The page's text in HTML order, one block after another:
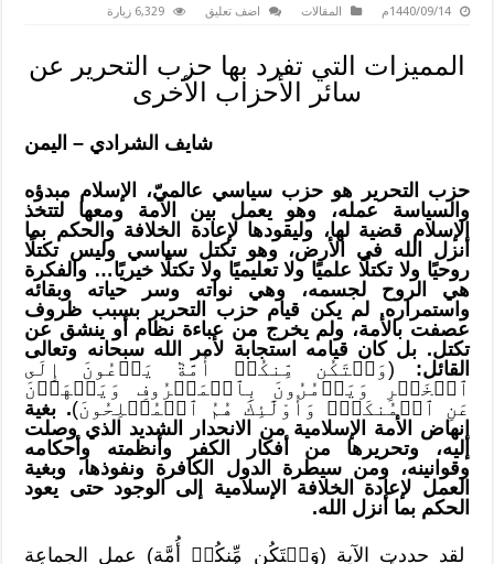
1440/09/14م المقالات اضف تعليق 6,329 زيارة
المميزات التي تفرد بها حزب التحرير عن
سائر الأحزاب الأخرى
شايف الشرادي – اليمن
حزب التحرير هو حزب سياسي عالميّ، الإسلام مبدؤه
والسياسة عمله، وهو يعمل بين الأمة ومعها لتتخذ
الإسلام قضية لها، وليقودها لإعادة الخلافة والحكم بما
أنزل الله في الأرض، وهو تكتل سياسي وليس تكتلًا
روحيًا ولا تكتلًا علميًا ولا تعليميًا ولا تكتلًا خيريًا… والفكرة
هي الروح لجسمه، وهي نواته وسر حياته وبقائه
واستمراره. لم يكن قيام حزب التحرير بسبب ظروف
عصفت بالأمة، ولم يخرج من عباءة نظام أو ينشق عن
تكتل. بل كان قيامه استجابة لأمر الله سبحانه وتعالى
القائل: (وَلۡتَكُن مِّنكُمۡ أُمَّةٞ يَدۡعُونَ إِلَى
ٱلۡخَيۡرِ وَيَأۡمُرُونَ بِٱلۡمَعۡرُوفِ وَيَنۡهَوۡنَ
عَنِ ٱلۡمُنكَرِۚ وَأُوْلَٰٓئِكَ هُمُ ٱلۡمُفۡلِحُونَ). بغية
إنهاض الأمة الإسلامية من الانحدار الشديد الذي وصلت
إليه، وتحريرها من أفكار الكفر وأنظمته وأحكامه
وقوانينه، ومن سيطرة الدول الكافرة ونفوذها، وبغية
العمل لإعادة الخلافة الإسلامية إلى الوجود حتى يعود
الحكم بما أنزل الله.
لقد حددت الآية (وَلۡتَكُن مِّنكُمۡ أُمَّة) عمل الجماعة